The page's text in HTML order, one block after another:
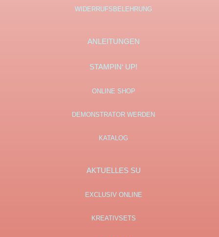
WIDERRUFSBELEHRUNG
ANLEITUNGEN
STAMPIN‘ UP!
ONLINE SHOP
DEMONSTRATOR WERDEN
KATALOG
AKTUELLES SU
EXCLUSIV ONLINE
KREATIVSETS